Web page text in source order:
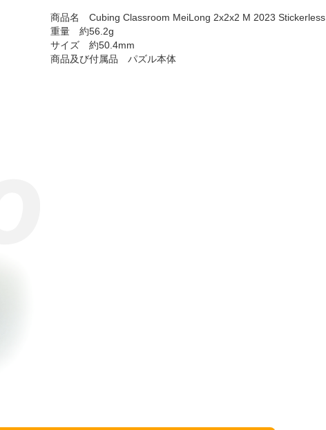
商品名 Cubing Classroom MeiLong 2x2x2 M 2023 Stickerless
重量 約56.2g
サイズ 約50.4mm
商品及び付属品 パズル本体